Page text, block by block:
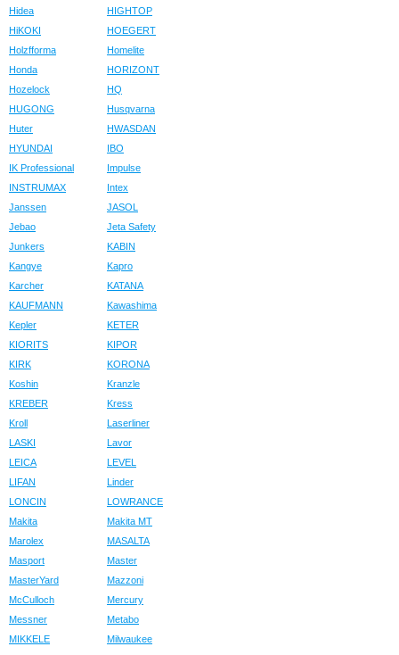
Hidea
HIGHTOP
HiKOKI
HOEGERT
Holzfforma
Homelite
Honda
HORIZONT
Hozelock
HQ
HUGONG
Husqvarna
Huter
HWASDAN
HYUNDAI
IBO
IK Professional
Impulse
INSTRUMAX
Intex
Janssen
JASOL
Jebao
Jeta Safety
Junkers
KABIN
Kangye
Kapro
Karcher
KATANA
KAUFMANN
Kawashima
Kepler
KETER
KIORITS
KIPOR
KIRK
KORONA
Koshin
Kranzle
KREBER
Kress
Kroll
Laserliner
LASKI
Lavor
LEICA
LEVEL
LIFAN
Linder
LONCIN
LOWRANCE
Makita
Makita MT
Marolex
MASALTA
Masport
Master
MasterYard
Mazzoni
McCulloch
Mercury
Messner
Metabo
MIKKELE
Milwaukee